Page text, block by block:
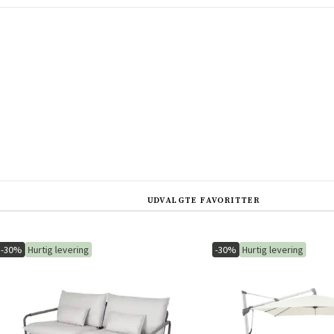
UDVALGTE FAVORITTER
-30% Hurtig levering -30% Hurtig levering